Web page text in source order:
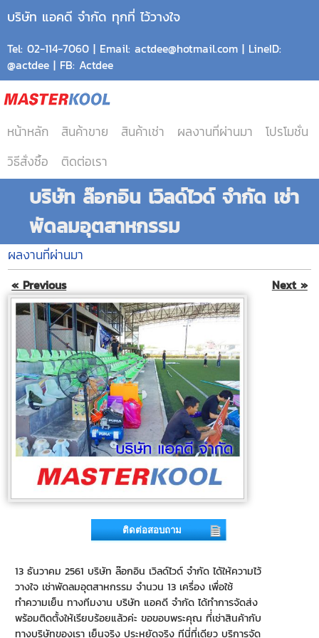
บริษัท แอคดี จำกัด ทุกที่ ไว้วางใจ
Tel: 02-114-7060 | Email: actdee@hotmail.com | LineID:
@actdee | FB: Actdee
หน้าหลัก สินค้าขาย สินค้าเช่า ผลงานที่ผ่านมา
โปรโมชั่น
วิธีสั่งซื้อ
ติดต่อเรา
บริษัท ล๊อกอิน เวิลด์ไวด์ จำกัด เช่า
พัดลมอุตสาหกรรม
ผลงานที่ผ่านมา
« Previous Next »
13 ธันวาคม 2561 บริษัท ล๊อกอิน เวิลด์ไวด์ จำกัด ได้ให้ความไว้
วางใจ เช่าพัดลมอุตสาหกรรม จำนวน 13 เครื่อง เพื่อใช้
ทำความเย็น ทางทีมงาน บริษัท แอคดี จำกัด ได้ทำการจัดส่ง
พร้อมติดตั้งให้เรียบร้อยแล้วค่ะ ขอขอบพระคุณ ที่่เช่าสินค้ากับ
ทางบริษัทของเรา เย็นจริง ประหยัดจริง ทีนี่ที่เดียว บริการจัด